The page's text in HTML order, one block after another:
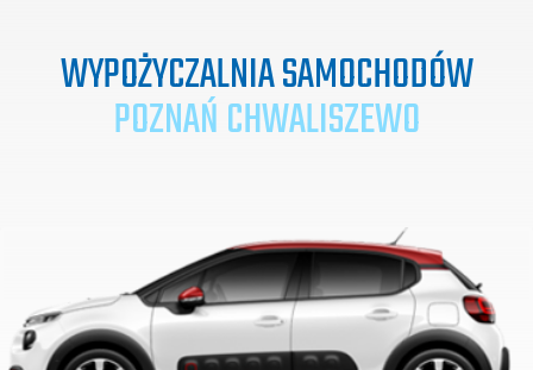
WYPOŻYCZALNIA SAMOCHODÓW
POZNAŃ CHWALISZEWO